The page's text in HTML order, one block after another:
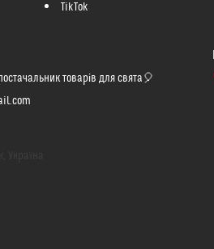
TikTok
товарів для свята🎈